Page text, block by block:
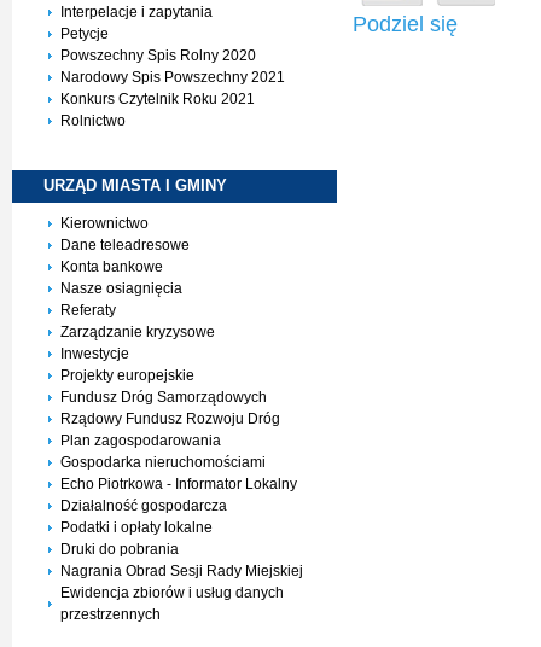
Interpelacje i zapytania
Petycje
Powszechny Spis Rolny 2020
Narodowy Spis Powszechny 2021
Konkurs Czytelnik Roku 2021
Rolnictwo
URZĄD MIASTA I GMINY
Kierownictwo
Dane teleadresowe
Konta bankowe
Nasze osiagnięcia
Referaty
Zarządzanie kryzysowe
Inwestycje
Projekty europejskie
Fundusz Dróg Samorządowych
Rządowy Fundusz Rozwoju Dróg
Plan zagospodarowania
Gospodarka nieruchomościami
Echo Piotrkowa - Informator Lokalny
Działalność gospodarcza
Podatki i opłaty lokalne
Druki do pobrania
Nagrania Obrad Sesji Rady Miejskiej
Ewidencja zbiorów i usług danych
przestrzennych
Podziel się